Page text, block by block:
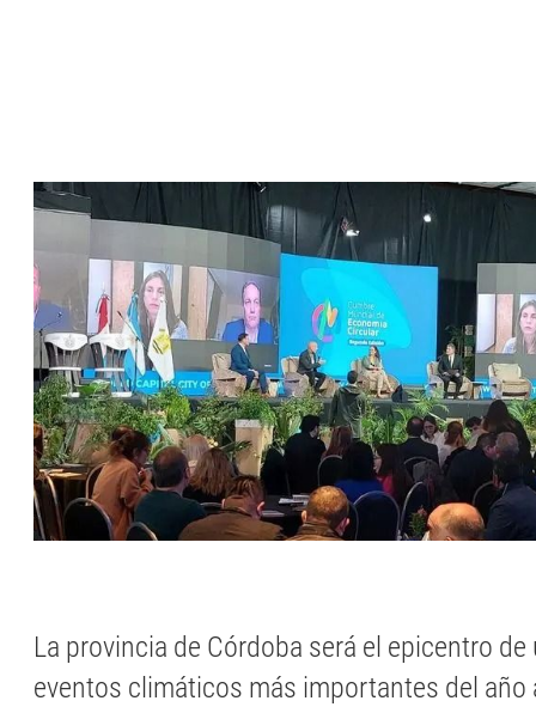
La provincia de Córdoba será el epicentro
eventos climáticos más importantes del año